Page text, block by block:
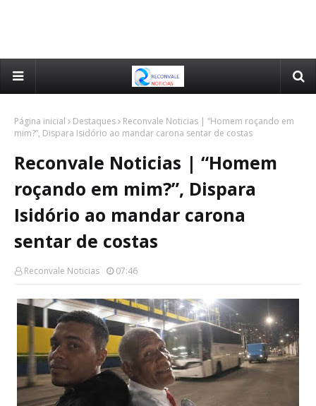
Página inicial Destaques
Reconvale Noticias | “Homem roçando em
mim?”, Dispara Isidório ao mandar carona sentar de costas
Reconvale Noticias | “Homem
roçando em mim?”, Dispara
Isidório ao mandar carona
sentar de costas
Reconvale Noticias 07:46